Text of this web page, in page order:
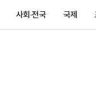
사회·전국 국제